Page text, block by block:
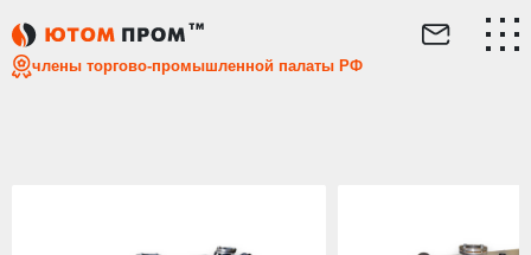
члены торгово-промышленной палаты РФ